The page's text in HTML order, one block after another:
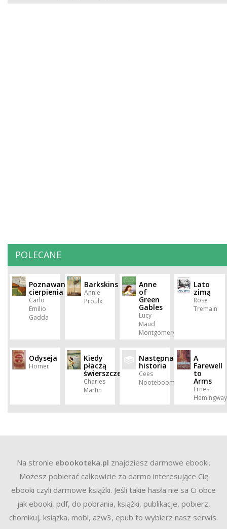
POLECANE
Poznawanie
cierpienia
Carlo
Emilio
Gadda
Barkskins
Annie
Proulx
Anne
of
Green
Gables
Lucy
Maud
Montgomery
Lato
zimą
Rose
Tremain
Odyseja
Homer
Kiedy
płaczą
świerszcze
Charles
Martin
Następna
historia
Cees
Nooteboom
A
Farewell
to
Arms
Ernest
Hemingway
Na stronie ebookoteka.pl znajdziesz darmowe ebooki.
Możesz pobierać całkowicie za darmo interesujące Cię
ebooki czyli darmowe książki. Jeśli takie hasła nie sa Ci obce
jak ebooki, pdf, do pobrania, książki, publikacje, pobierz,
chomikuj, książka, mobi, azw3, epub to wybierz nasz serwis.